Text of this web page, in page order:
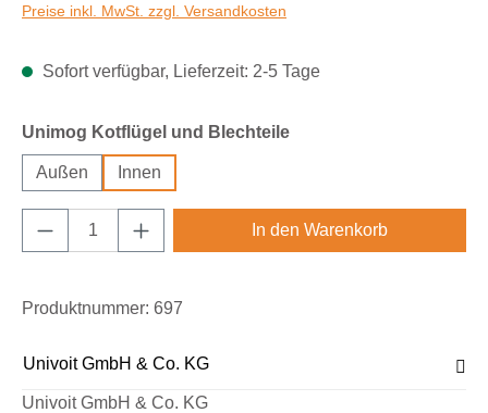
Preise inkl. MwSt. zzgl. Versandkosten
Sofort verfügbar, Lieferzeit: 2-5 Tage
Unimog Kotflügel und Blechteileauswählen
Außen Innen
Produkt Anzahl: Gib den gewünschten
In den Warenkorb
Produktnummer: 697
Univoit GmbH & Co. KG
Univoit GmbH & Co. KG